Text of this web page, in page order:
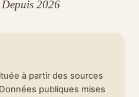
2026
à partir des sources
publiques mises